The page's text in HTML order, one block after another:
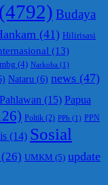
(4792) Budaya
(41) Hilirisasi
(13)
mbg (4) Narkoba (1)
Nataru (6) news (47)
Pahlawan (15) Papua
Poltik (2) PPh (1) PPN
(14) Sosial
(26) UMKM (5) update